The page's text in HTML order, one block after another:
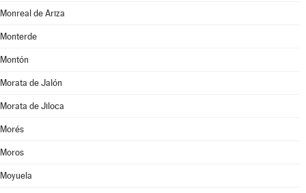
Monreal de Ariza
Monterde
Montón
Morata de Jalón
Morata de Jiloca
Morés
Moros
Moyuela